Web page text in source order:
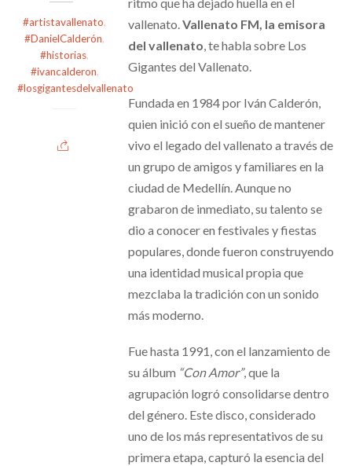
#artistavallenato,
#DanielCalderón,
#historias,
#ivancalderon,
#losgigantesdelvallenato
vallenato.Vallenato FM, la emisora
del vallenato, te habla sobre Los
Gigantes del Vallenato.
Fundada en 1984 por Iván Calderón,
quien inició con el sueño de mantener
vivo el legado del vallenato a través de
un grupo de amigos y familiares en la
ciudad de Medellín. Aunque no
grabaron de inmediato, su talento se
dio a conocer en festivales y fiestas
populares, donde fueron construyendo
una identidad musical propia que
mezclaba la tradición con un sonido
más moderno.
Fue hasta 1991, con el lanzamiento de
su álbum “Con Amor”, que la
agrupación logró consolidarse dentro
del género. Este disco, considerado
uno de los más representativos de su
primera etapa, capturó la esencia del